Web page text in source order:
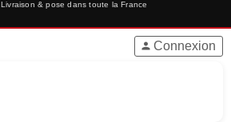
Livraison & pose dans toute la France
person Connexion